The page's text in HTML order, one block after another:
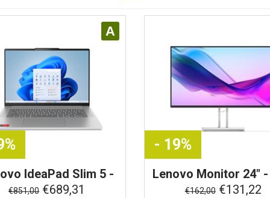
A
IdeaPad Slim 5 -
- 16GB - 512GB -
€851,00€689,31
- 19%
Lenovo Monitor 24" -
LED - L24i-4B
€162,00€131,22